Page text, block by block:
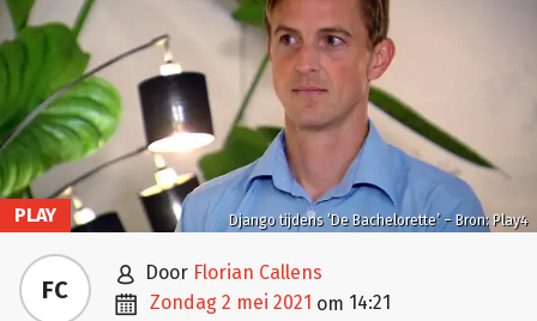
Django tijdens ‘De Bachelorette’ – Bron: Play4
PLAY
FC  door Florian Callens
 zondag 2 mei 2021 om 14:21